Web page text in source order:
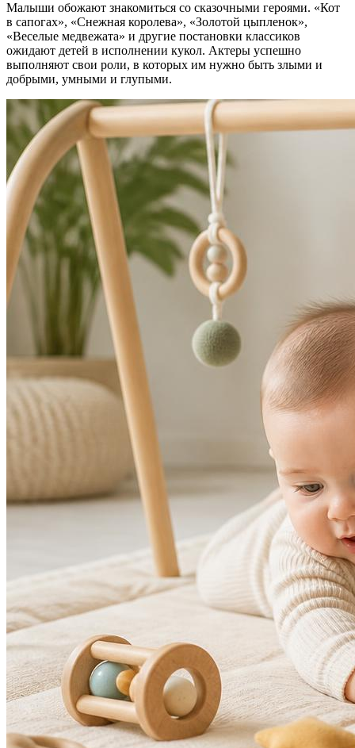
Малыши обожают знакомиться со сказочными героями. «Кот
в сапогах», «Снежная королева», «Золотой цыпленок»,
«Веселые медвежата» и другие постановки классиков
ожидают детей в исполнении кукол. Актеры успешно
выполняют свои роли, в которых им нужно быть злыми и
добрыми, умными и глупыми.